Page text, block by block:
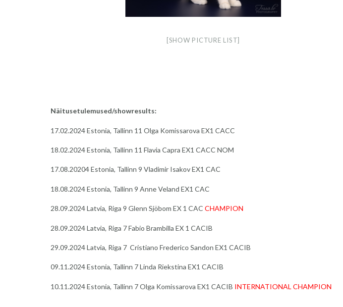
[SHOW PICTURE LIST]
Näitusetulemused/showresults:
17.02.2024 Estonia, Tallinn 11 Olga Komissarova EX1 CACC
18.02.2024 Estonia, Tallinn 11 Flavia Capra EX1 CACC NOM
17.08.20204 Estonia, Tallinn 9 Vladimir Isakov EX1 CAC
18.08.2024 Estonia, Tallinn 9 Anne Veland EX1 CAC
28.09.2024 Latvia, Riga 9 Glenn Sjöbom EX 1 CAC CHAMPION
28.09.2024 Latvia, Riga 7 Fabio Brambilla EX 1 CACIB
29.09.2024 Latvia, Riga 7 Cristiano Frederico Sandon EX1 CACIB
09.11.2024 Estonia, Tallinn 7 Linda Riekstina EX1 CACIB
10.11.2024 Estonia, Tallinn 7 Olga Komissarova EX1 CACIB INTERNATIONAL CHAMPION